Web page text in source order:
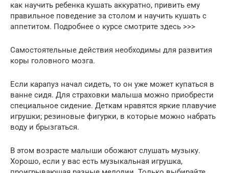
как научить ребенка кушать аккуратно, привить ему
правильное поведение за столом и научить кушать с
аппетитом. Подробнее о курсе смотрите здесь >>>
Самостоятельные действия необходимы для развития
коры головного мозга.
Если карапуз начал сидеть, то он уже может купаться в
ванне сидя. Для страховки малыша можно приобрести
специальное сидение. Деткам нравятся яркие плавучие
игрушки; резиновые фигурки, в которые можно набрать
воду и брызгаться.
В этом возрасте малыши обожают слушать музыку.
Хорошо, если у вас есть музыкальная игрушка,